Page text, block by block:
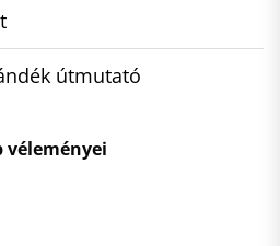
útmutató
véleményei